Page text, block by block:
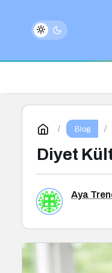
Blog
Diyet
Aya